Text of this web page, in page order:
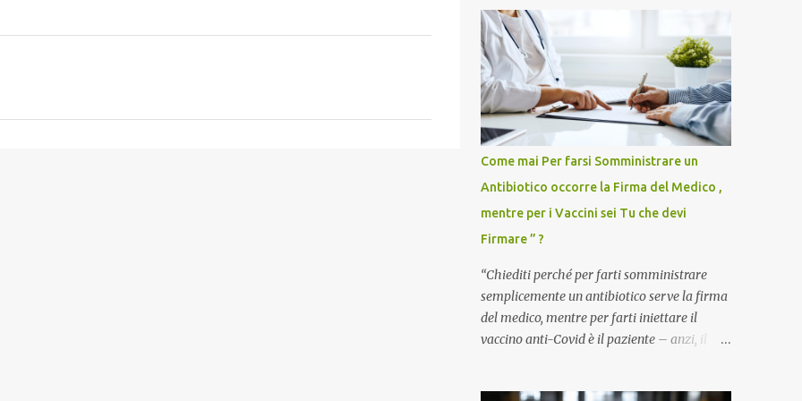
Come mai Per farsi Somministrare un
Antibiotico occorre la Firma del Medico ,
mentre per i Vaccini sei Tu che devi
Firmare ” ?
“Chiediti perché per farti somministrare
semplicemente un antibiotico serve la firma
del medico, mentre per farti iniettare il
vaccino anti-Covid è il paziente – anzi, il